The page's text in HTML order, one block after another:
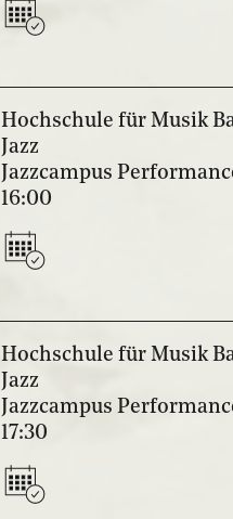
Hochschule für Musik
Jazz
Jazzcampus
16:00
Hochschule für Musik
Jazz
Jazzcampus
17:30